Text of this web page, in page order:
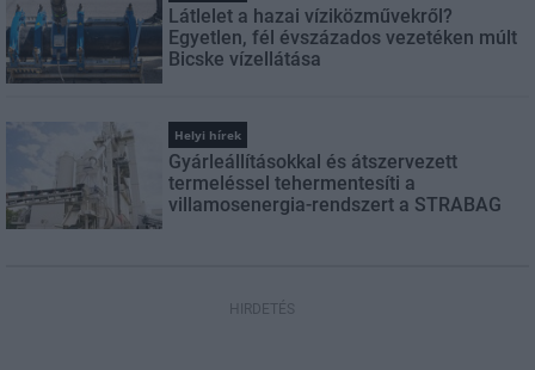
Látlelet a hazai víziközművekről?
Egyetlen, fél évszázados vezetéken múlt
Bicske vízellátása
Helyi hírek
Gyárleállításokkal és átszervezett
termeléssel tehermentesíti a
villamosenergia-rendszert a STRABAG
HIRDETÉS